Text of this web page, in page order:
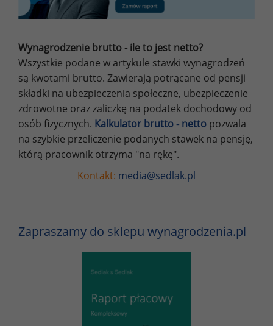
Wynagrodzenie brutto - ile to jest netto?
Wszystkie podane w artykule stawki wynagrodzeń
są kwotami brutto. Zawierają potrącane od pensji
składki na ubezpieczenia społeczne, ubezpieczenie
zdrowotne oraz zaliczkę na podatek dochodowy od
osób fizycznych. Kalkulator brutto - netto pozwala
na szybkie przeliczenie podanych stawek na pensję,
którą pracownik otrzyma "na rękę".
Kontakt: media@sedlak.pl
Zapraszamy do sklepu wynagrodzenia.pl